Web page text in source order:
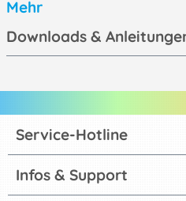
Mehr
Downloads &
Service-Hotline
Infos & Support